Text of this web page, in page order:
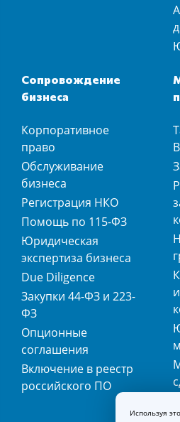
Сопровождение
бизнеса
Корпоративное
право
Обслуживание
бизнеса
Регистрация НКО
Помощь по 115-ФЗ
Юридическая
экспертиза бизнеса
Due Diligence
Закупки 44-ФЗ и 223-
ФЗ
Опционные
соглашения
Включение в реестр
российского ПО
Используя